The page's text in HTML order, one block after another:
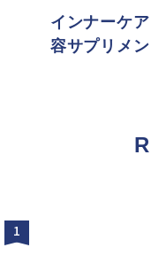
インナーケ
容サプリメン
1